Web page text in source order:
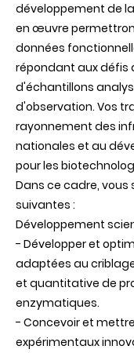
développement de
en œuvre
données
répondant aux défis
d'échantillons
d'observation. Vos
rayonnement des
nationales et au
pour les
Dans ce cadre,
suivantes :
Développement
- Développer et
adaptées au
et quantitative de
enzymatiques.
- Concevoir et
expérimentaux